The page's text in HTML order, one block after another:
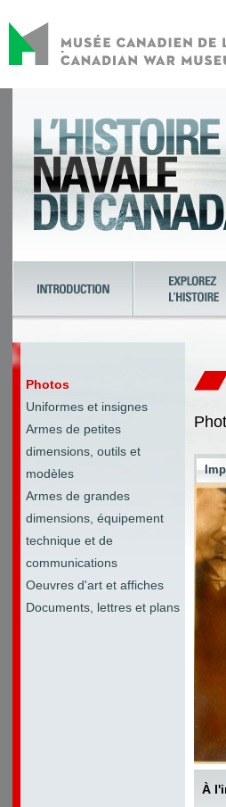
Photos
Uniformes et insignes
Armes de petites
dimensions, outils et
modèles
Armes de grandes
dimensions, équipement
technique et de
communications
Oeuvres d'art et affiches
Documents, lettres et plans
À